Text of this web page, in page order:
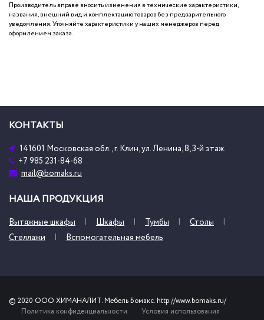
Производитель вправе вносить изменения в технические характеристики,
названия, внешний вид и комплектацию товаров без предварительного
уведомления. Уточняйте характеристики у наших менеджеров перед
оформлением заказа.
КОНТАКТЫ
141601 Московская обл., г. Клин, ул. Ленина, 8, 3-й этаж.
+7 985 231-84-68
mail@bomaks.ru
НАША ПРОДУКЦИЯ
Вытяжные шкафы Шкафы Тумбы
Столы
Стеллажи
Вспомогательная мебель
© 2020 ООО ХИМАНАЛИТ. Мебель Бомакс. http://www.bomaks.ru/
Политика конфиденциальности
Условия использования